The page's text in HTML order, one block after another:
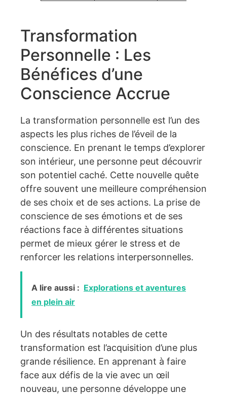
Transformation
Personnelle : Les
Bénéfices d’une
Conscience Accrue
La transformation personnelle est l’un des
aspects les plus riches de l’éveil de la
conscience. En prenant le temps d’explorer
son intérieur, une personne peut découvrir
son potentiel caché. Cette nouvelle quête
offre souvent une meilleure compréhension
de ses choix et de ses actions. La prise de
conscience de ses émotions et de ses
réactions face à différentes situations
permet de mieux gérer le stress et de
renforcer les relations interpersonnelles.
A lire aussi : Explorations et aventures
en plein air
Un des résultats notables de cette
transformation est l’acquisition d’une plus
grande résilience. En apprenant à faire
face aux défis de la vie avec un œil
nouveau, une personne développe une